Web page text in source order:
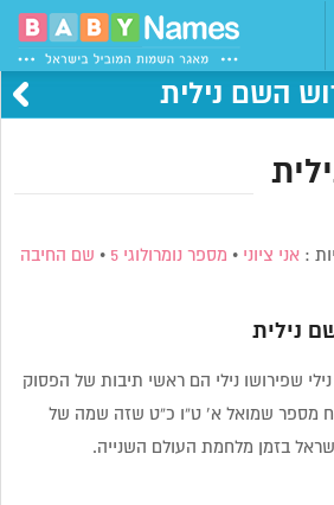
השם נילית
:אני ציוני • מספר נומרולוגי 5 • שם החיבה
נילית
שפירושו נילי הם ראשי תיבות של הפסוק
מספר שמואל א’ ט”ו כ”ט שזה שמה של
בזמן מלחמת העולם השנייה.